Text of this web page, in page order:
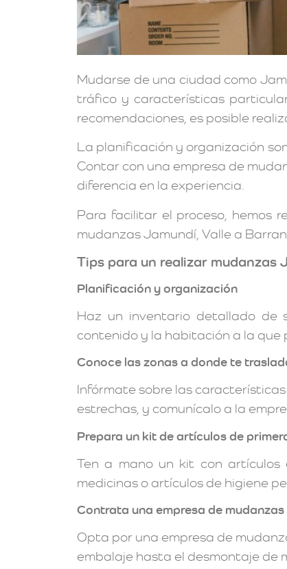
Mudarse de una ciudad como
tráfico y características
recomendaciones, es posible
La planificación y organización
Contar con una empresa de
diferencia en la experiencia.
Para facilitar el proceso, hemos
mudanzas Jamundí, Valle a
Tips para un realizar mudanzas
Planificación y organización
Haz un inventario detallado de
contenido y la habitación a la que
Conoce las zonas a donde te
Infórmate sobre las
estrechas, y comunícalo a la
Prepara un kit de artículos de
Ten a mano un kit con artículos
medicinas o artículos de higiene
Contrata una empresa de
Opta por una empresa de
embalaje hasta el desmontaje de